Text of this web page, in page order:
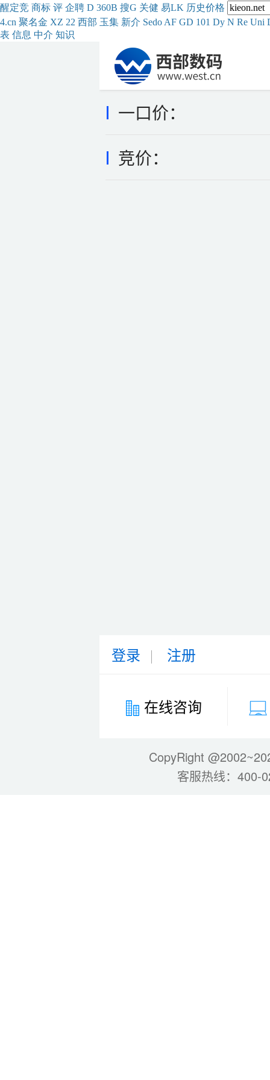
醒定竞 商标 评 企聘 D 360B 搜G 关健 易LK 历史价格
4.cn 聚名金 XZ 22 西部 玉集 新介 Sedo AF GD 101 Dy N Re Uni
表 信息 中介 知识